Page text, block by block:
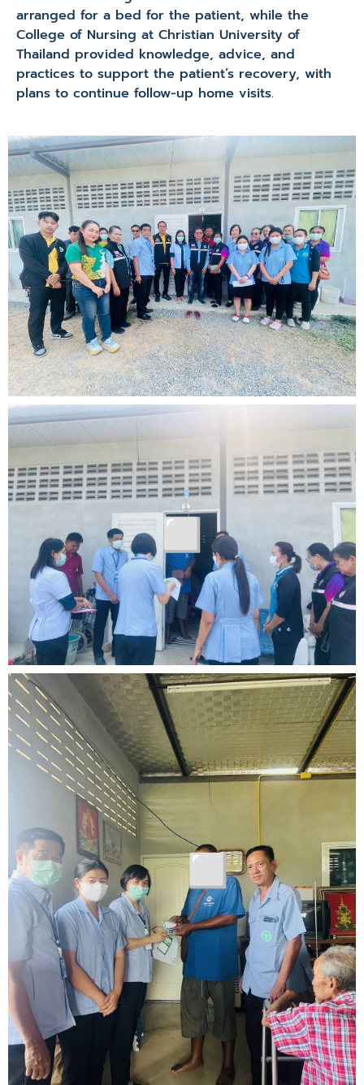
arranged for a bed for the patient, while the
College of Nursing at Christian University of
Thailand provided knowledge, advice, and
practices to support the patient’s recovery, with
plans to continue follow-up home visits.